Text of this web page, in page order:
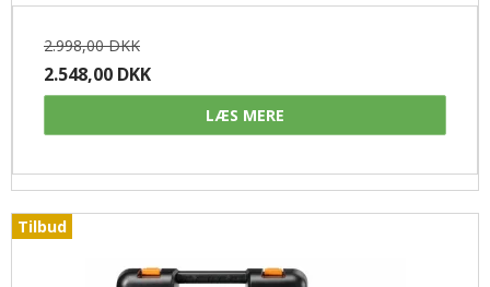
2.998,00 DKK
2.548,00 DKK
LÆS MERE
Tilbud